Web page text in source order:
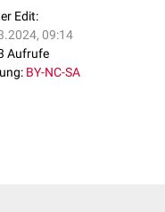
Edit:
09:14
Aufrufe
BY-NC-SA